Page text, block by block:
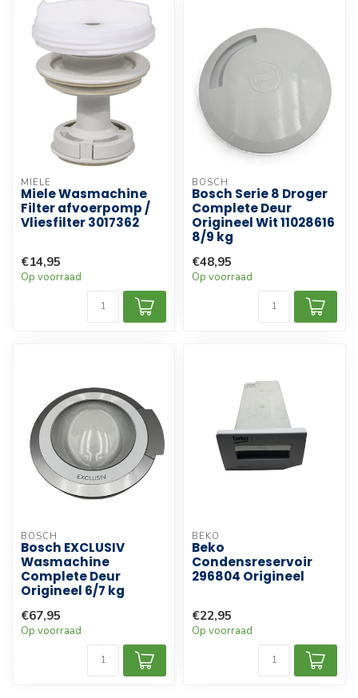
MIELE
Miele Wasmachine
Filter afvoerpomp /
Vliesfilter 3017362
€14,95
Op voorraad
BOSCH
Bosch Serie 8 Droger
Complete Deur
Origineel Wit 11028616
8/9 kg
€48,95
Op voorraad
BOSCH
Bosch EXCLUSIV
Wasmachine
Complete Deur
Origineel 6/7 kg
€67,95
Op voorraad
BEKO
Beko
Condensreservoir
296804 Origineel
€22,95
Op voorraad